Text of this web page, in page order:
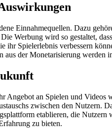
Einnahmequellen. Dazu
Werbung wird so gestaltet,
Spielerlebnis verbessern
der Monetarisierung
an Spielen und
zwischen den Nutzern.
etablieren, die
zu bieten.